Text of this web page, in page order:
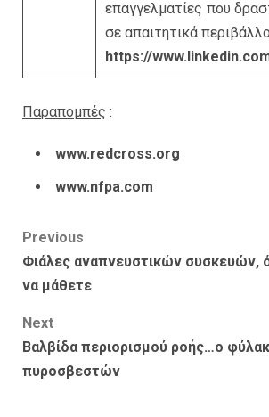
επαγγελματίες που
σε απαιτητικά
https://
Παραπομπές :
www.redcross.org
www.nfpa.com
Post
navigation
Previous
Φιάλες αναπνευστικών συσκευών,
να μάθετε
Next
Βαλβίδα περιορισμού ροής…o
πυροσβεστών